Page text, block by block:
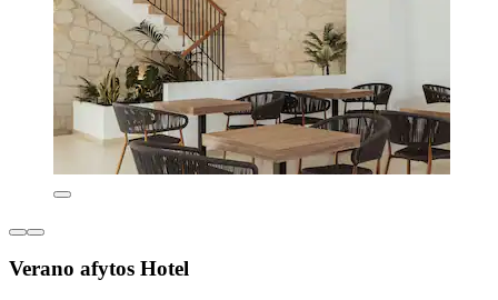
Verano afytos Hotel